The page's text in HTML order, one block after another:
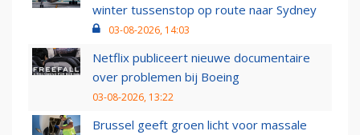
winter tussenstop op route naar Sydney
03-08-2026, 14:03
Netflix publiceert nieuwe documentaire
over problemen bij Boeing
03-08-2026, 13:22
Brussel geeft groen licht voor massale